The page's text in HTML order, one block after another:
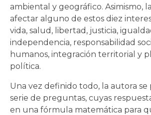
ambiental y geográfico. Asimismo,
afectar alguno de estos diez
vida, salud, libertad, justicia,
independencia, responsabilidad
humanos, integración territorial y
política.
Una vez definido todo, la autora
serie de preguntas, cuyas
en una fórmula matemática para